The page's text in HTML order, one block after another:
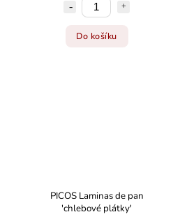
Do košíku
PICOS Laminas de pan
'chlebové plátky'